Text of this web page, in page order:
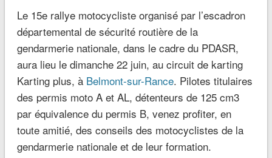
Le 15e rallye motocycliste organisé par l’escadron
départemental de sécurité routière de la
gendarmerie nationale, dans le cadre du PDASR,
aura lieu le dimanche 22 juin, au circuit de karting
Karting plus, à Belmont-sur-Rance. Pilotes titulaires
des permis moto A et AL, détenteurs de 125 cm3
par équivalence du permis B, venez profiter, en
toute amitié, des conseils des motocyclistes de la
gendarmerie nationale et de leur formation.